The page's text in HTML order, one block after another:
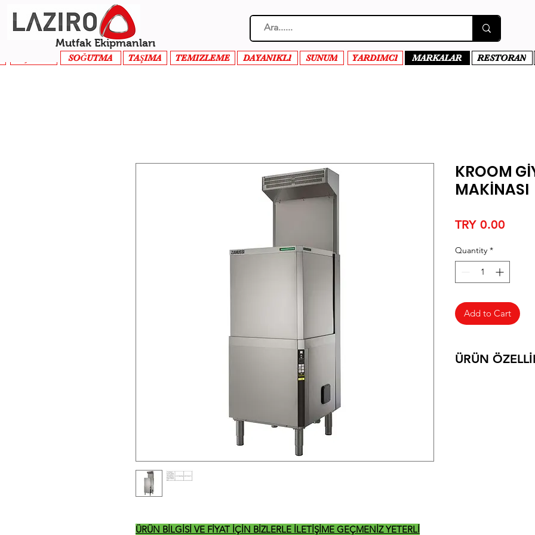
Mutfak Ekipmanları
SOĞUTMA TAŞIMA TEMIZLEME DAYANIKLI SUNUM YARDIMCI MARKALAR RESTORAN
ÜRÜN BİLGİSİ VE FİYAT İÇİN BİZLERLE İLETİŞİME GEÇMENİZ YETERLİ
KROOM
MAKİNASI
TRY 0.00
Quantity *
Add to Cart
ÜRÜN